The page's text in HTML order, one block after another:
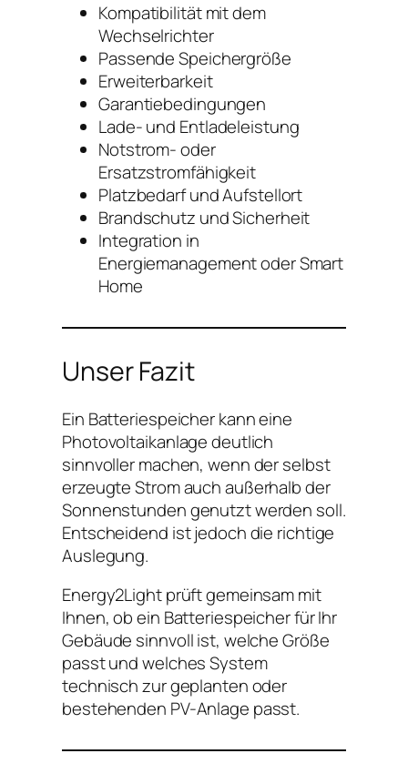
Kompatibilität mit dem
Wechselrichter
Passende Speichergröße
Erweiterbarkeit
Garantiebedingungen
Lade- und Entladeleistung
Notstrom- oder
Ersatzstromfähigkeit
Platzbedarf und Aufstellort
Brandschutz und Sicherheit
Integration in
Energiemanagement oder Smart
Home
Unser Fazit
Ein Batteriespeicher kann eine
Photovoltaikanlage deutlich
sinnvoller machen, wenn der selbst
erzeugte Strom auch außerhalb der
Sonnenstunden genutzt werden soll.
Entscheidend ist jedoch die richtige
Auslegung.
Energy2Light prüft gemeinsam mit
Ihnen, ob ein Batteriespeicher für Ihr
Gebäude sinnvoll ist, welche Größe
passt und welches System
technisch zur geplanten oder
bestehenden PV-Anlage passt.